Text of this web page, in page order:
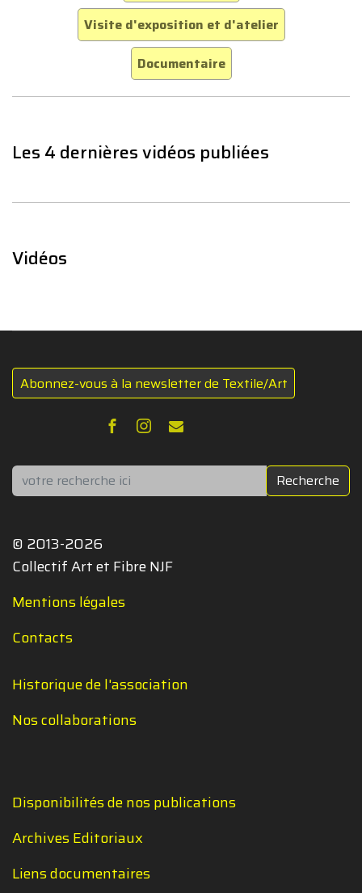
Visite d'exposition et d'atelier
Documentaire
Les 4 dernières vidéos publiées
Vidéos
Abonnez-vous à la newsletter de Textile/Art
Rechercher Recherche
© 2013-2026
Collectif Art et Fibre NJF
Mentions légales
Contacts
Historique de l'association
Nos collaborations
Disponibilités de nos publications
Archives Editoriaux
Liens documentaires